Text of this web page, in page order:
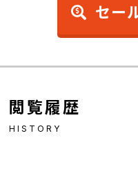
セー
閲覧履歴
HISTORY